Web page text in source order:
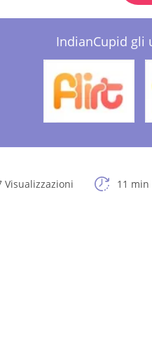
IndianCupid gli
Visualizzazioni 11